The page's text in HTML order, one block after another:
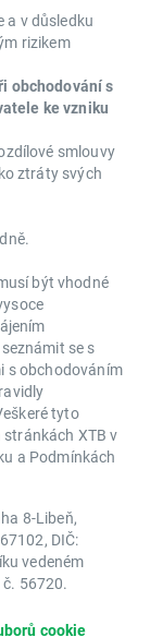
a v důsledku
rizikem
obchodování s
ke vzniku
smlouvy
ztráty svých
být vhodné
se s
s obchodováním
tyto
XTB v
a Podmínkách
8-Libeň,
DIČ:
vedeném
56720.
cookie